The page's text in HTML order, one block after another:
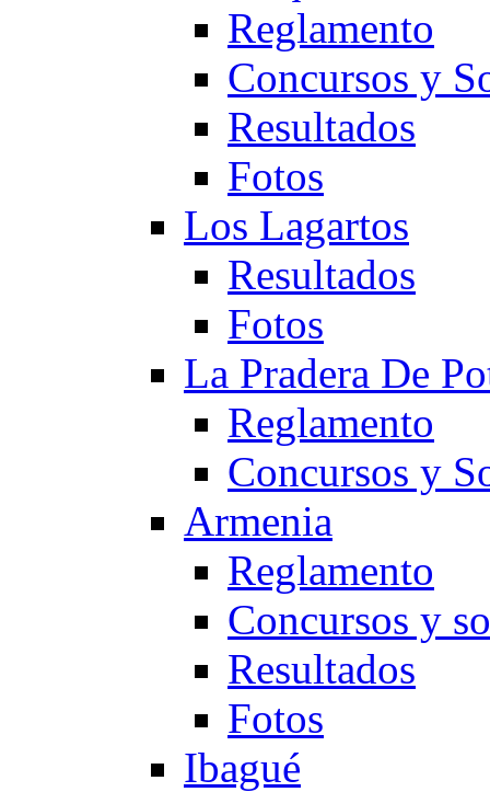
Reglamento
Concursos y
Resultados
Fotos
Los Lagartos
Resultados
Fotos
La Pradera De
Reglamento
Concursos y
Armenia
Reglamento
Concursos y
Resultados
Fotos
Ibagué